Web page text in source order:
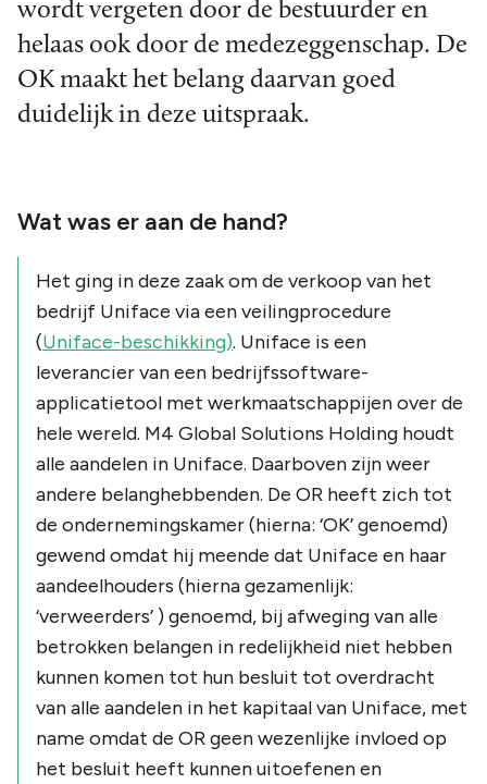
wordt vergeten door de bestuurder en
helaas ook door de medezeggenschap. De
OK maakt het belang daarvan goed
duidelijk in deze uitspraak.
Wat was er aan de hand?
Het ging in deze zaak om de verkoop van het
bedrijf Uniface via een veilingprocedure
(Uniface-beschikking). Uniface is een
leverancier van een bedrijfssoftware-
applicatietool met werkmaatschappijen over de
hele wereld. M4 Global Solutions Holding houdt
alle aandelen in Uniface. Daarboven zijn weer
andere belanghebbenden. De OR heeft zich tot
de ondernemingskamer (hierna: ‘OK’ genoemd)
gewend omdat hij meende dat Uniface en haar
aandeelhouders (hierna gezamenlijk:
‘verweerders’ ) genoemd, bij afweging van alle
betrokken belangen in redelijkheid niet hebben
kunnen komen tot hun besluit tot overdracht
van alle aandelen in het kapitaal van Uniface, met
name omdat de OR geen wezenlijke invloed op
het besluit heeft kunnen uitoefenen en